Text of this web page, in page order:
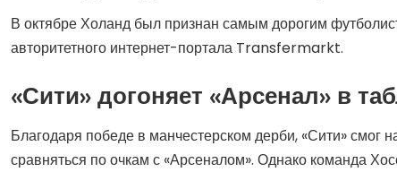
В октябре Холанд был признан самым дорогим
авторитетного интернет-портала Transfermarkt.
«Сити» догоняет «Арсенал» в
Благодаря победе в манчестерском дерби, «Сити» смог
сравняться по очкам с «Арсеналом». Однако команда